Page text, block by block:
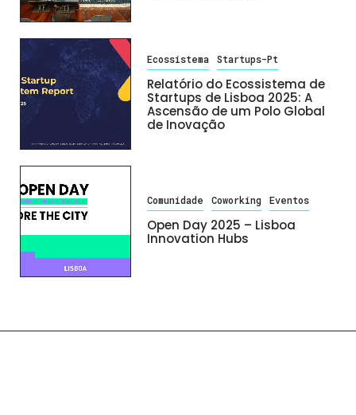
Ecossistema Startups-Pt
Relatório do Ecossistema de
Startups de Lisboa 2025: A
Ascensão de um Polo Global
de Inovação
Comunidade Coworking Eventos
Open Day 2025 – Lisboa
Innovation Hubs